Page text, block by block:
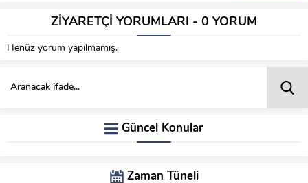
ZİYARETÇİ YORUMLARI - 0 YORUM
Henüz yorum yapılmamış.
Güncel Konular
Zaman Tüneli